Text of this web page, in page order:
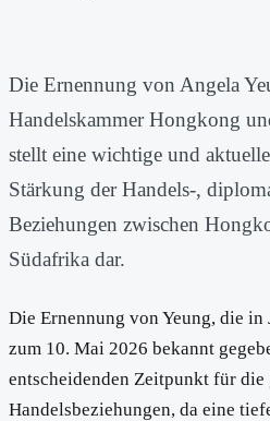
Die Ernennung von Angela
Handelskammer Hongkong
stellt eine wichtige und
Stärkung der Handels-,
Beziehungen zwischen
Südafrika dar.
Die Ernennung von Yeung, die
zum 10. Mai 2026 bekannt
entscheidenden Zeitpunkt für die
Handelsbeziehungen, da eine